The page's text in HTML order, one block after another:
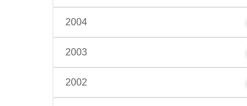
2004
2003
2002